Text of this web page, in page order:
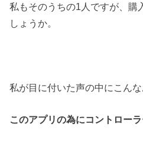
私もそのうちの1人ですが、購
しょうか。
私が目に付いた声の中にこんな
このアプリの為にコントローラ